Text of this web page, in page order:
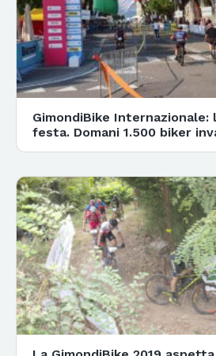
GimondiBike Internazionale:
festa. Domani 1.500 biker